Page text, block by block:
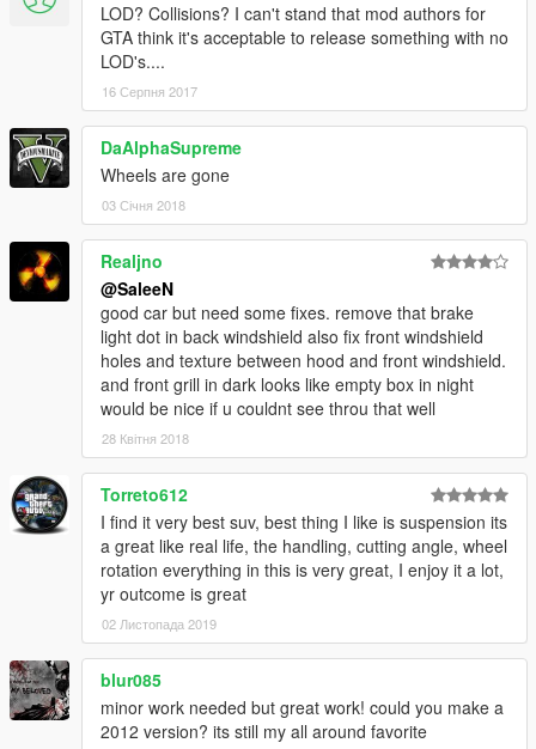
LOD? Collisions? I can't stand that mod authors for
GTA think it's acceptable to release something with no
LOD's....
16 Серпня 2017
DaAlphaSupreme
Wheels are gone
03 Січня 2018
Realjno
@SaleeN
good car but need some fixes. remove that brake
light dot in back windshield also fix front windshield
holes and texture between hood and front windshield.
and front grill in dark looks like empty box in night
would be nice if u couldnt see throu that well
28 Квітня 2018
Torreto612
I find it very best suv, best thing I like is suspension its
a great like real life, the handling, cutting angle, wheel
rotation everything in this is very great, I enjoy it a lot,
yr outcome is great
02 Листопада 2019
blur085
minor work needed but great work! could you make a
2012 version? its still my all around favorite